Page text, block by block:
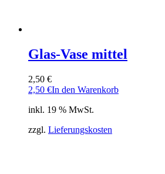
Glas-Vase mittel
2,50 €
2,50 €In den Warenkorb
inkl. 19 % MwSt.
zzgl. Lieferungskosten